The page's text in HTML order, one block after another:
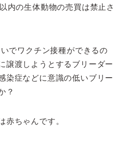
内の生体動物の売買は禁止さ
でワクチン接種ができるの
譲渡しようとするブリーダー
染症などに意識の低いブリー
？
赤ちゃんです。